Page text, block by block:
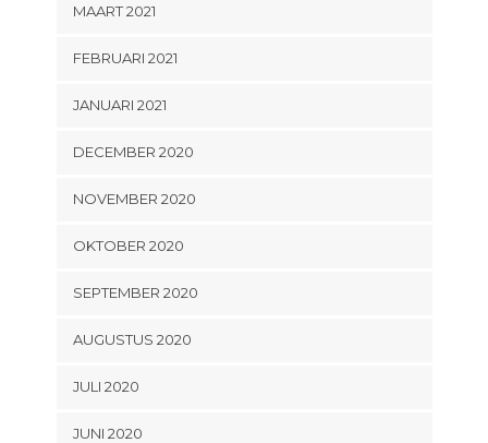
MAART 2021
FEBRUARI 2021
JANUARI 2021
DECEMBER 2020
NOVEMBER 2020
OKTOBER 2020
SEPTEMBER 2020
AUGUSTUS 2020
JULI 2020
JUNI 2020